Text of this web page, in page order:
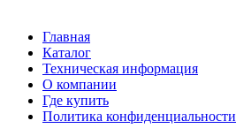
Главная
Каталог
Техническая информация
О компании
Где купить
Политика конфиденциальности